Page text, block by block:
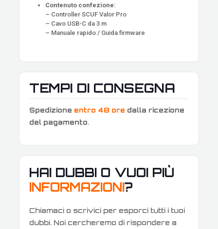
Contenuto confezione:
– Controller SCUF Valor Pro
– Cavo USB-C da 3 m
– Manuale rapido / Guida firmware
TEMPI DI CONSEGNA
Spedizione entro 48 ore dalla ricezione
del pagamento.
HAI DUBBI O VUOI PIÙ
INFORMAZIONI?
Chiamaci o scrivici per esporci tutti i tuoi
dubbi. Noi cercheremo di rispondere a